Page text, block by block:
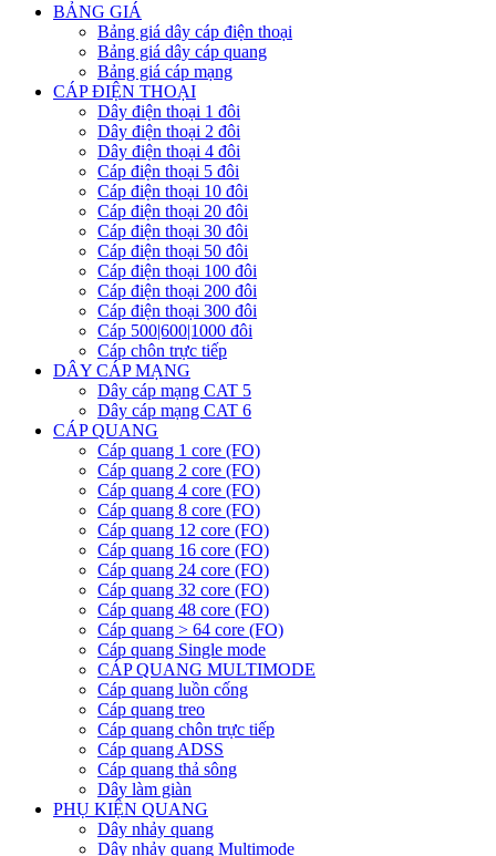
BẢNG GIÁ
Bảng giá dây cáp điện thoại
Bảng giá dây cáp quang
Bảng giá cáp mạng
CÁP ĐIỆN THOẠI
Dây điện thoại 1 đôi
Dây điện thoại 2 đôi
Dây điện thoại 4 đôi
Cáp điện thoại 5 đôi
Cáp điện thoại 10 đôi
Cáp điện thoại 20 đôi
Cáp điện thoại 30 đôi
Cáp điện thoại 50 đôi
Cáp điện thoại 100 đôi
Cáp điện thoại 200 đôi
Cáp điện thoại 300 đôi
Cáp 500|600|1000 đôi
Cáp chôn trực tiếp
DÂY CÁP MẠNG
Dây cáp mạng CAT 5
Dây cáp mạng CAT 6
CÁP QUANG
Cáp quang 1 core (FO)
Cáp quang 2 core (FO)
Cáp quang 4 core (FO)
Cáp quang 8 core (FO)
Cáp quang 12 core (FO)
Cáp quang 16 core (FO)
Cáp quang 24 core (FO)
Cáp quang 32 core (FO)
Cáp quang 48 core (FO)
Cáp quang > 64 core (FO)
Cáp quang Single mode
CÁP QUANG MULTIMODE
Cáp quang luồn cống
Cáp quang treo
Cáp quang chôn trực tiếp
Cáp quang ADSS
Cáp quang thả sông
Dây làm giàn
PHỤ KIỆN QUANG
Dây nhảy quang
Dây nhảy quang Multimode